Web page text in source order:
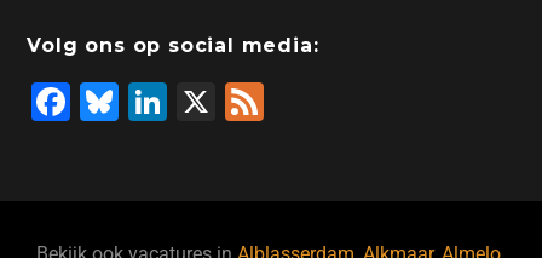
Volg ons op social media:
F
Bl
Li X
Bekijk ook vacatures inAlblasserdam,Alkmaar,Almelo,